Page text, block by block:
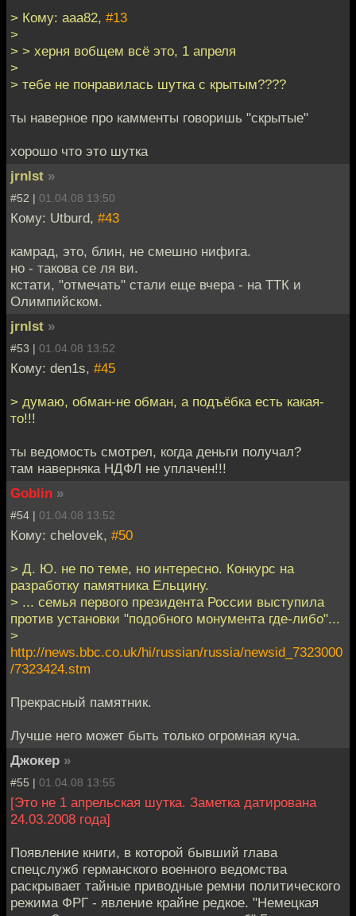
> Кому: aaa82, #13
>
> > херня вобщем всё это, 1 апреля
>
> тебе не понравилась шутка с крытым????
ты наверное про камменты говоришь "скрытые"
хорошо что это шутка
jrnlst »
#52 | 01.04.08 13:50
Кому: Utburd, #43
камрад, это, блин, не смешно нифига.
но - такова се ля ви.
кстати, "отмечать" стали еще вчера - на ТТК и
Олимпийском.
jrnlst »
#53 | 01.04.08 13:52
Кому: den1s, #45
> думаю, обман-не обман, а подъёбка есть какая-
то!!!
ты ведомость смотрел, когда деньги получал?
там наверняка НДФЛ не уплачен!!!
Goblin »
#54 | 01.04.08 13:52
Кому: chelovek, #50
> Д. Ю. не по теме, но интересно. Конкурс на
разработку памятника Ельцину.
> ... семья первого президента России выступила
против установки "подобного монумента где-либо"...
>
http://news.bbc.co.uk/hi/russian/russia/newsid_7323000
/7323424.stm
Прекрасный памятник.
Лучше него может быть только огромная куча.
Джокер »
#55 | 01.04.08 13:55
[Это не 1 апрельская шутка. Заметка датирована
24.03.2008 года]
Появление книги, в которой бывший глава
спецслужб германского военного ведомства
раскрывает тайные приводные ремни политического
режима ФРГ - явление крайне редкое. "Немецкая